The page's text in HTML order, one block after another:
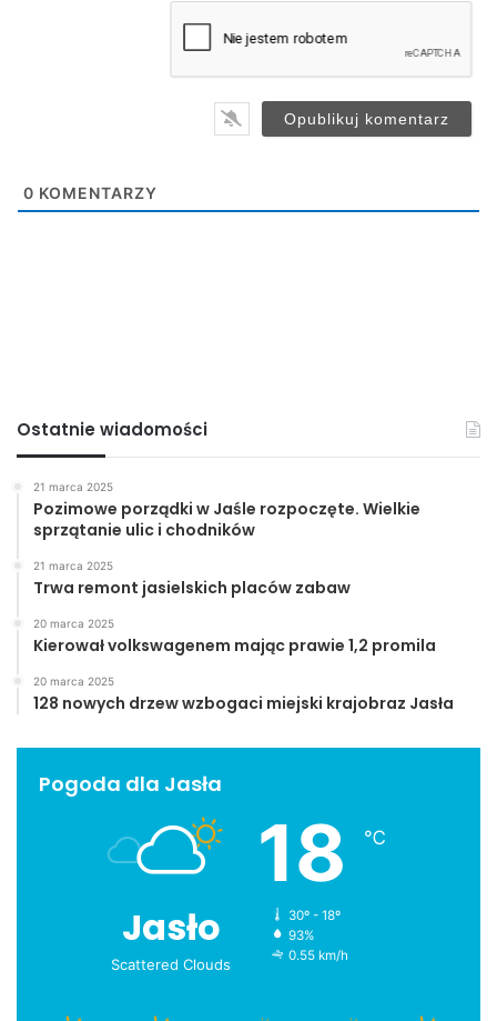
0 KOMENTARZY
Ostatnie wiadomości
21 marca 2025
Pozimowe porządki w Jaśle rozpoczęte. Wielkie
sprzątanie ulic i chodników
21 marca 2025
Trwa remont jasielskich placów zabaw
20 marca 2025
Kierował volkswagenem mając prawie 1,2 promila
20 marca 2025
128 nowych drzew wzbogaci miejski krajobraz Jasła
Pogoda dla Jasła
Jasło
Scattered Clouds
18 ℃
30º - 18º
93%
0.55 km/h